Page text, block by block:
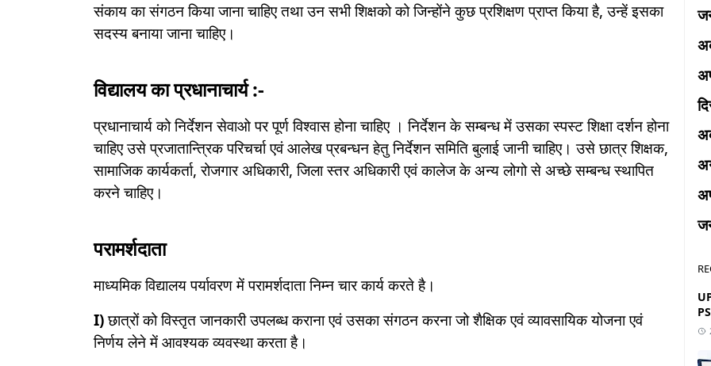
संकाय का संगठन किया जाना चाहिए तथा उन सभी शिक्षको को जिन्होंने कुछ प्रशिक्षण प्राप्त किया है, उन्हें इसका
सदस्य बनाया जाना चाहिए।
विद्यालय का प्रधानाचार्य :-
प्रधानाचार्य को निर्देशन सेवाओ पर पूर्ण विश्वास होना चाहिए । निर्देशन के सम्बन्ध में उसका स्पस्ट शिक्षा दर्शन होना
चाहिए उसे प्रजातान्त्रिक परिचर्चा एवं आलेख प्रबन्धन हेतु निर्देशन समिति बुलाई जानी चाहिए। उसे छात्र शिक्षक,
सामाजिक कार्यकर्ता, रोजगार अधिकारी, जिला स्तर अधिकारी एवं कालेज के अन्य लोगो से अच्छे सम्बन्ध स्थापित
करने चाहिए।
परामर्शदाता
माध्यमिक विद्यालय पर्यावरण में परामर्शदाता निम्न चार कार्य करते है।
I)छात्रों को विस्तृत जानकारी उपलब्ध कराना एवं उसका संगठन करना जो शैक्षिक एवं व्यावसायिक योजना एवं
निर्णय लेने में आवश्यक व्यवस्था करता है।